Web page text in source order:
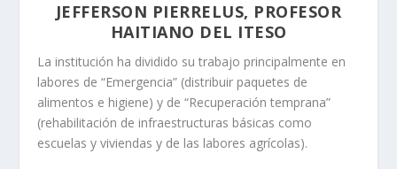
JEFFERSON PIERRELUS, PROFESOR
HAITIANO DEL ITESO
La institución ha dividido su trabajo principalmente en
labores de “Emergencia” (distribuir paquetes de
alimentos e higiene) y de “Recuperación temprana”
(rehabilitación de infraestructuras básicas como
escuelas y viviendas y de las labores agrícolas).